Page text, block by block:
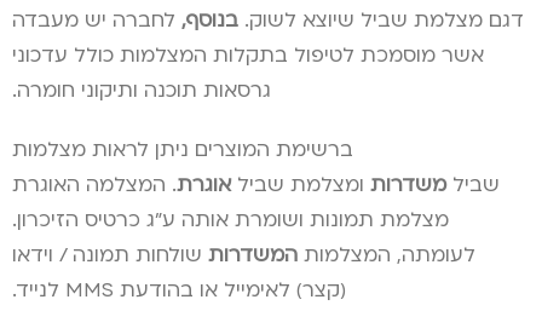
דגם מצלמת שביל שיוצא לשוק. בנוסף, לחברה יש מעבדה
אשר מוסמכת לטיפול בתקלות המצלמות כולל עדכוני
גרסאות תוכנה ותיקוני חומרה.
ברשימת המוצרים ניתן לראות מצלמות
שבילמשדרות ומצלמת שבילאוגרת. המצלמה האוגרת
מצלמת תמונות ושומרת אותה ע”ג כרטיס הזיכרון.
לעומתה, המצלמות המשדרות שולחות תמונה / וידאו
(קצר) לאימייל או בהודעת MMS לנייד.